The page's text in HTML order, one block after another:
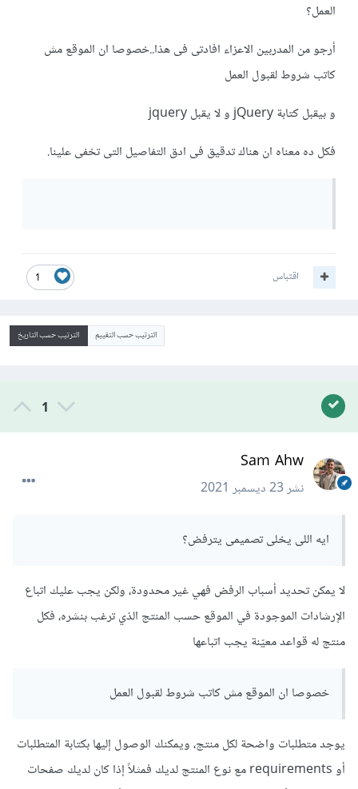
العمل؟
أرجو من المدربين الاعزاء افادتى فى هذا..خصوصا ان الموقع مش
كاتب شروط لقبول العمل
و بيقبل كتابة jQuery و لا يقبل jquery
فكل ده معناه ان هناك تدقيق فى ادق التفاصيل التى تخفى علينا.
1 اقتباس
الترتيب حسب التقييم الترتيب حسب التاريخ
1
Sam Ahw
نشر23 ديسمبر 2021
ايه اللى يخلى تصميمى يترفض؟
لا يمكن تحديد أسباب الرفض فهي غير محدودة، ولكن يجب عليك اتباع
الإرشادات الموجودة في الموقع حسب المنتج الذي ترغب بنشره، فكل
منتج له قواعد معيّنة يجب اتباعها
خصوصا ان الموقع مش كاتب شروط لقبول العمل
يوجد متطلبات واضحة لكل منتج، ويمكنك الوصول إليها بكتابة المتطلبات
أو requirements مع نوع المنتج لديك فمثلاً إذا كان لديك صفحات